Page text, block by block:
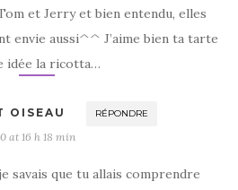
et Jerry et bien entendu, elles
envie aussi^^ J’aime bien ta tarte
idée la ricotta…
OISEAU RÉPONDRE
at 16 h 18 min
savais que tu allais comprendre